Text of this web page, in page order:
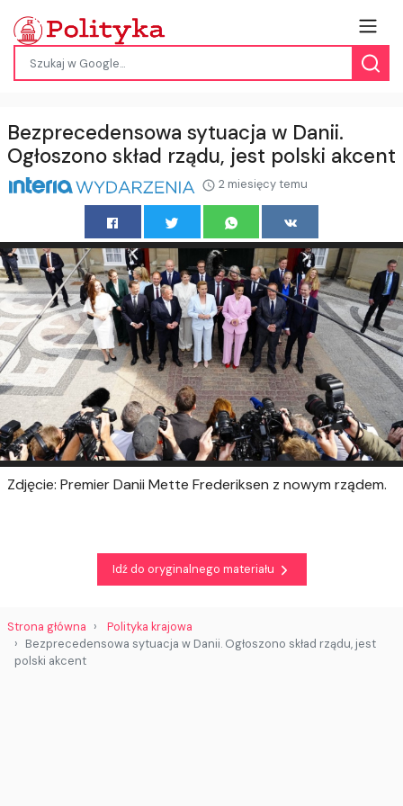
Bezprecedensowa sytuacja w Danii.
Ogłoszono skład rządu, jest polski akcent
2 miesięcy temu
Zdjęcie: Premier Danii Mette Frederiksen z nowym rządem.
Idź do oryginalnego materiału
Strona główna
Polityka krajowa
Bezprecedensowa sytuacja w Danii. Ogłoszono skład rządu, jest
polski akcent